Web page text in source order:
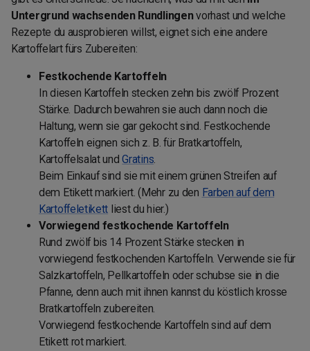
Untergrund wachsenden Rundlingenvorhast und welche
Rezepte du ausprobieren willst, eignet sich eine andere
Kartoffelart fürs Zubereiten:
Festkochende Kartoffeln
In diesen Kartoffeln stecken zehn bis zwölf Prozent
Stärke. Dadurch bewahren sie auch dann noch die
Haltung, wenn sie gar gekocht sind. Festkochende
Kartoffeln eignen sich z. B. für Bratkartoffeln,
Kartoffelsalat undGratins.
Beim Einkauf sind sie mit einem grünen Streifen auf
dem Etikett markiert. (Mehr zu den Farben auf dem
Kartoffeletikett liest du hier.)
Vorwiegend festkochende Kartoffeln
Rund zwölf bis 14 Prozent Stärke stecken in
vorwiegend festkochenden Kartoffeln. Verwende sie für
Salzkartoffeln, Pellkartoffeln oder schubse sie in die
Pfanne, denn auch mit ihnen kannst du köstlich krosse
Bratkartoffeln zubereiten.
Vorwiegend festkochende Kartoffeln sind auf dem
Etikett rot markiert.